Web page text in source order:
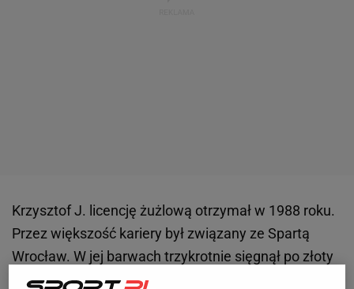
Krzysztof J. licencję żużlową otrzymał w 1988 roku.
Przez większość kariery był związany ze Spartą
Wrocław. W jej barwach trzykrotnie sięgnął po złoty
medal drużynowych mistrzostw Polski (w latach